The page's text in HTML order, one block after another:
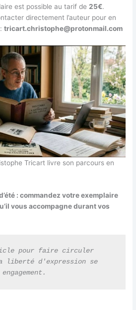
est possible au tarif de 25€.
directement l’auteur pour en
:tricart.christophe@protonmail.com
Tricart livre son parcours en
: commandez votre exemplaire
vous accompagne durant vos
pour faire circuler
liberté d'expression se